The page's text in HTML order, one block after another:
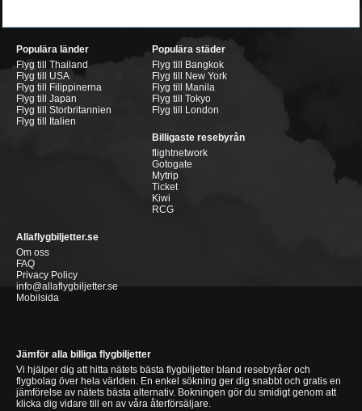
Populära länder
Flyg till Thailand
Flyg till USA
Flyg till Filippinerna
Flyg till Japan
Flyg till Storbritannien
Flyg till Italien
Populära städer
Flyg till Bangkok
Flyg till New York
Flyg till Manila
Flyg till Tokyo
Flyg till London
Billigaste resebyrån
flightnetwork
Gotogate
Mytrip
Ticket
Kiwi
RCG
Allaflygbiljetter.se
Om oss
FAQ
Privacy Policy
info@allaflygbiljetter.se
Mobilsida
Jämför alla billiga flygbiljetter
Vi hjälper dig att hitta nätets bästa flygbiljetter bland resebyråer och
flygbolag över hela världen. En enkel sökning ger dig snabbt och gratis en
jämförelse av nätets bästa alternativ. Bokningen gör du smidigt genom att
klicka dig vidare till en av våra återförsäljare.